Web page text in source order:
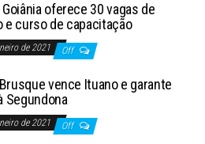
Goiânia oferece 30 vagas de
e curso de capacitação
de 2021 Off
vence Ituano e garante
Segundona
de 2021 Off